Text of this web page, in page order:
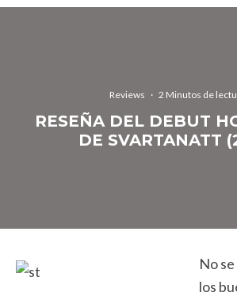
Reviews · 2 Minutos de
RESEÑA DEL DEBUT
DE SVARTANATT
No
los